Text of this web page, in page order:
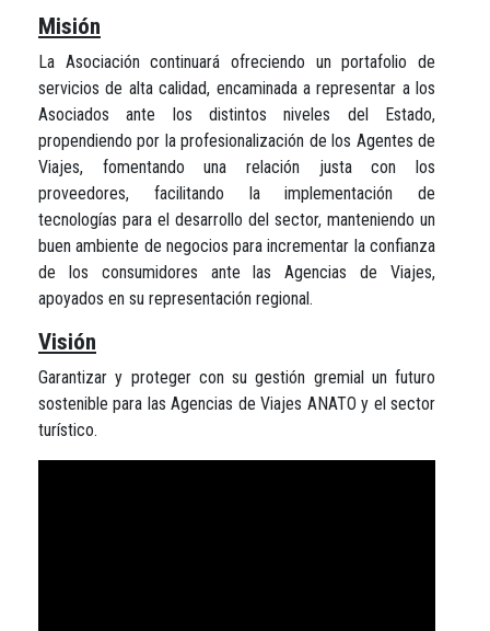
Misión
La Asociación continuará ofreciendo un portafolio de
servicios de alta calidad, encaminada a representar a los
Asociados ante los distintos niveles del Estado,
propendiendo por la profesionalización de los Agentes de
Viajes, fomentando una relación justa con los
proveedores, facilitando la implementación de
tecnologías para el desarrollo del sector, manteniendo un
buen ambiente de negocios para incrementar la confianza
de los consumidores ante las Agencias de Viajes,
apoyados en su representación regional.
Visión
Garantizar y proteger con su gestión gremial un futuro
sostenible para las Agencias de Viajes ANATO y el sector
turístico.